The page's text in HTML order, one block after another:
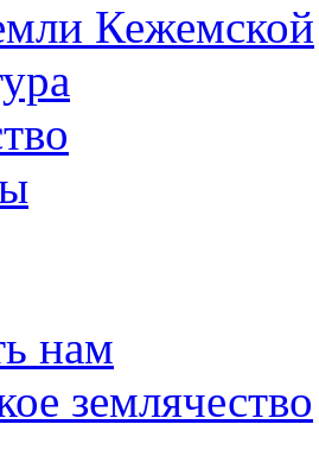
Кежемской
нам
землячество